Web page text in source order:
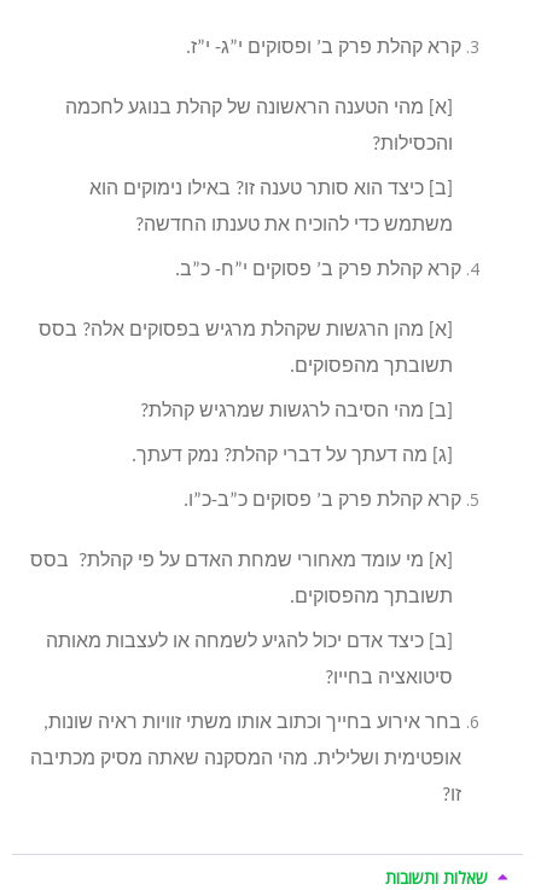
קרא קהלת פרק ב’ ופסוקים י”ג- י”ז.
[א] מהי הטענה הראשונה של קהלת בנוגע לחכמה
והכסילות?
[ב] כיצד הוא סותר טענה זו? באילו נימוקים הוא
משתמש כדי להוכיח את טענתו החדשה?
קרא קהלת פרק ב’ פסוקים י”ח- כ”ב.
[א] מהן הרגשות שקהלת מרגיש בפסוקים אלה? בסס
תשובתך מהפסוקים.
[ב] מהי הסיבה לרגשות שמרגיש קהלת?
[ג] מה דעתך על דברי קהלת? נמק דעתך.
קרא קהלת פרק ב’ פסוקים כ”ב-כ”ו.
[א] מי עומד מאחורי שמחת האדם על פי קהלת? בסס
תשובתך מהפסוקים.
[ב] כיצד אדם יכול להגיע לשמחה או לעצבות מאותה
סיטואציה בחייו?
בחר אירוע בחייך וכתוב אותו משתי זוויות ראיה שונות,
אופטימית ושלילית. מהי המסקנה שאתה מסיק מכתיבה
זו?
שאלות ותשובות